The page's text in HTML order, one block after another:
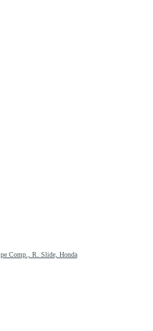
Comp., R. Slide, Honda